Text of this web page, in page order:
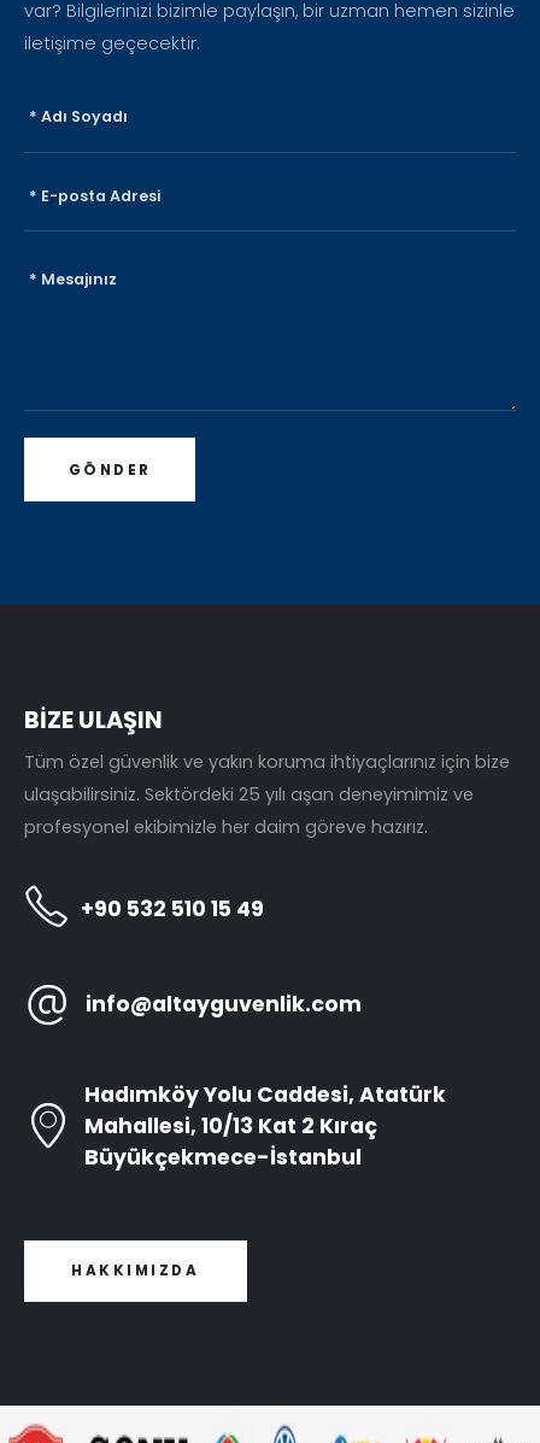
var? Bilgilerinizi bizimle paylaşın, bir uzman hemen sizinle
iletişime geçecektir.
BİZE ULAŞIN
Tüm özel güvenlik ve yakın koruma ihtiyaçlarınız için bize
ulaşabilirsiniz. Sektördeki 25 yılı aşan deneyimimiz ve
profesyonel ekibimizle her daim göreve hazırız.
+90 532 510 15 49
info@altayguvenlik.com
Hadımköy Yolu Caddesi, Atatürk
Mahallesi, 10/13 Kat 2 Kıraç
Büyükçekmece-İstanbul
HAKKIMIZDA